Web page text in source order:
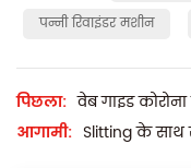
पन्नी रिवाइंडर मशीन
पिछला: वेब गाइड
आगामी: Slitting के साथ